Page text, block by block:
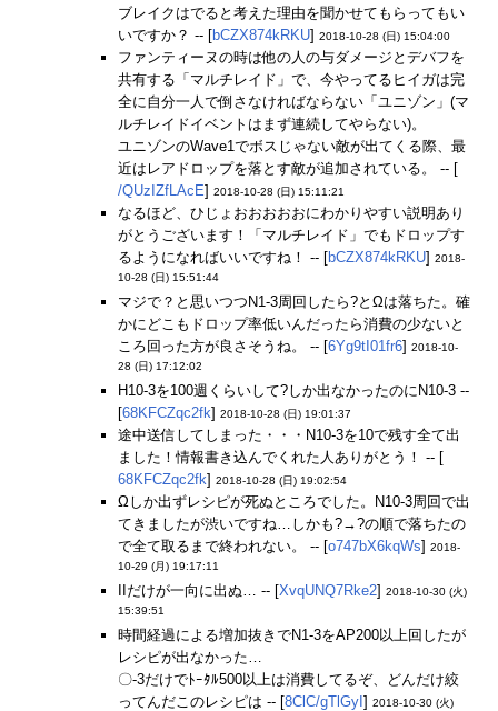
ブレイクはでると考えた理由を聞かせてもらってもい
いですか？ -- [bCZX874kRKU] 2018-10-28 (日) 15:04:00
ファンティーヌの時は他の人の与ダメージとデバフを
共有する「マルチレイド」で、今やってるヒイガは完
全に自分一人で倒さなければならない「ユニゾン」(マ
ルチレイドイベントはまず連続してやらない)。
ユニゾンのWave1でボスじゃない敵が出てくる際、最
近はレアドロップを落とす敵が追加されている。 -- [
/QUzIZfLAcE] 2018-10-28 (日) 15:11:21
なるほど、ひじょおおおおおにわかりやすい説明あり
がとうございます！「マルチレイド」でもドロップす
るようになればいいですね！ -- [bCZX874kRKU] 2018-
10-28 (日) 15:51:44
マジで？と思いつつN1-3周回したら?とΩは落ちた。確
かにどこもドロップ率低いんだったら消費の少ないと
ころ回った方が良さそうね。 -- [6Yg9tI01fr6] 2018-10-
28 (日) 17:12:02
H10-3を100週くらいして?しか出なかったのにN10-3 --
[68KFCZqc2fk] 2018-10-28 (日) 19:01:37
途中送信してしまった・・・N10-3を10で残す全て出
ました！情報書き込んでくれた人ありがとう！ -- [
68KFCZqc2fk] 2018-10-28 (日) 19:02:54
Ωしか出ずレシピが死ぬところでした。N10-3周回で出
てきましたが渋いですね…しかも?→?の順で落ちたの
で全て取るまで終われない。 -- [o747bX6kqWs] 2018-
10-29 (月) 19:17:11
IIだけが一向に出ぬ… -- [XvqUNQ7Rke2] 2018-10-30 (火)
15:39:51
時間経過による増加抜きでN1-3をAP200以上回したが
レシピが出なかった…
〇-3だけでﾄｰﾀﾙ500以上は消費してるぞ、どんだけ絞
ってんだこのレシピは -- [8ClC/gTlGyI ] 2018-10-30 (火)